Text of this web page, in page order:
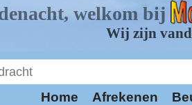
Home Afrekenen